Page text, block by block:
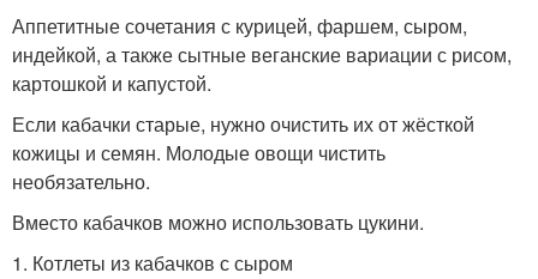
Аппетитные сочетания с курицей, фаршем, сыром,
индейкой, а также сытные веганские вариации с рисом,
картошкой и капустой.
Если кабачки старые, нужно очистить их от жёсткой
кожицы и семян. Молодые овощи чистить
необязательно.
Вместо кабачков можно использовать цукини.
1. Котлеты из кабачков с сыром